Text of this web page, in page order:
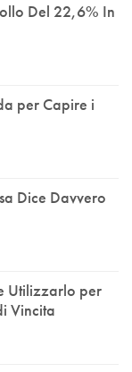
Del 22,6% In
per Capire i
Dice Davvero
Utilizzarlo per
Vincita